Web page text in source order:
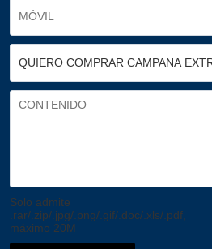
Solo admite
.rar/.zip/.jpg/.png/.gif/.doc/.xls/.pdf,
máximo 20M